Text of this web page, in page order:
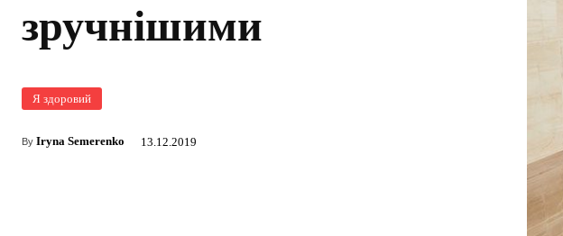
зручнішими
Я здоровий
By Iryna Semerenko 13.12.2019